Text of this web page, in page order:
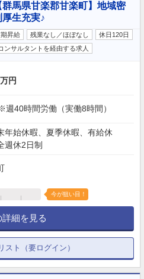
馬県甘楽郡甘楽町】地域密
生充実♪
期昇給 残業なし／ほぼなし
休日120日
ンサルタントを経由する求人
円
週40時間労働（実働8時間）
年始休暇、夏季休暇、有給休
週休2日制
今が狙い目！
細を見る
スト（要ログイン）